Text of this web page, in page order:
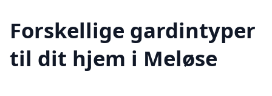
Forskellige gardintyper
til dit hjem i Meløse